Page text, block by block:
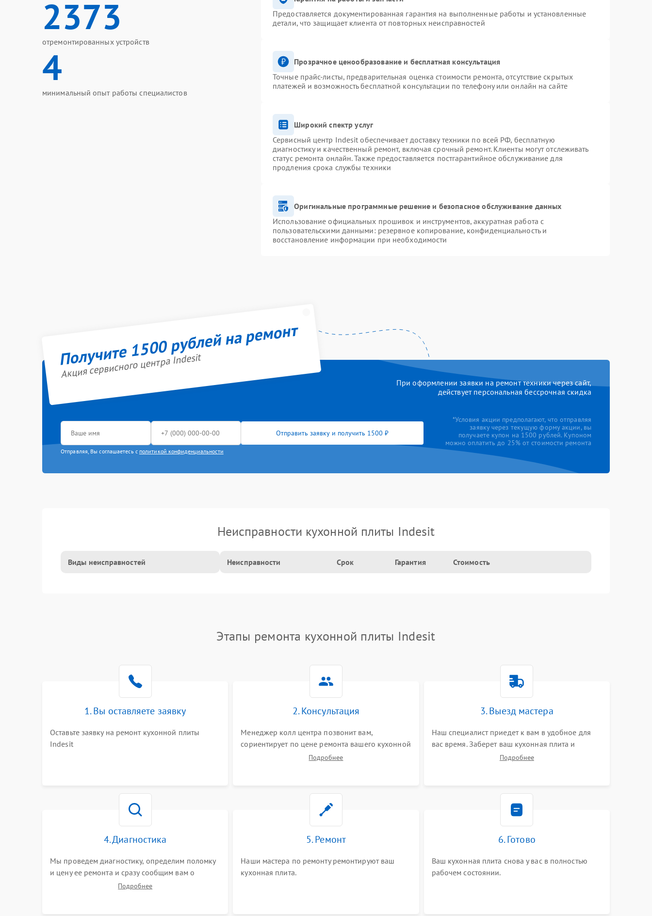
2373
отремонтированных устройств
4
минимальный опыт работы специалистов
Предоставляется документированная гарантия на выполненные работы и установленные
детали, что защищает клиента от повторных неисправностей
Прозрачное ценообразование и бесплатная консультация
Точные прайс-листы, предварительная оценка стоимости ремонта, отсутствие скрытых
платежей и возможность бесплатной консультации по телефону или онлайн на сайте
Широкий спектр услуг
Сервисный центр Indesit обеспечивает доставку техники по всей РФ, бесплатную
диагностику и качественный ремонт, включая срочный ремонт. Клиенты могут отслеживать
статус ремонта онлайн. Также предоставляется постгарантийное обслуживание для
продления срока службы техники
Оригинальные программные решение и безопасное обслуживание данных
Использование официальных прошивок и инструментов, аккуратная работа с
пользовательскими данными: резервное копирование, конфиденциальность и
восстановление информации при необходимости
Получите 1500 рублей на ремонт
Акция сервисного центра Indesit
При оформлении заявки на ремонт техники через сайт,
действует персональная бессрочная скидка
Отправить заявку и получить 1500 ₽
Отправляя, Вы соглашаетесь с политикой конфиденциальности
*Условия акции предполагают, что отправляя
заявку через текущую форму акции, вы
получаете купон на 1500 рублей. Купоном
можно оплатить до 25% от стоимости ремонта
Неисправности кухонной плиты Indesit
Виды неисправностей Неисправности Срок Гарантия Стоимость
Этапы ремонта кухонной плиты Indesit
1. Вы оставляете заявку
Оставьте заявку на ремонт кухонной плиты
Indesit
2. Консультация
Менеджер колл центра позвонит вам,
сориентирует по цене ремонта вашего кухонной
плиты а также ответит на все ваши вопросы.
Подробнее
3. Выезд мастера
Наш специалист приедет к вам в удобное для
вас время. Заберет ваш кухонная плита и
привезет на склад для диагностики.
Подробнее
4. Диагностика
Мы проведем диагностику, определим поломку
и цену ее ремонта и сразу сообщим вам о
Подробнее
5. Ремонт
Наши мастера по ремонту ремонтируют ваш
кухонная плита.
6. Готово
Ваш кухонная плита снова у вас в полностью
рабочем состоянии.